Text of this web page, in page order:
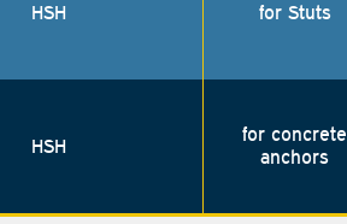
HSH for Stuts
HSH
for concrete
anchors